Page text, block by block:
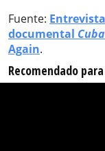
Fuente:
documental
Again.
Recomendado